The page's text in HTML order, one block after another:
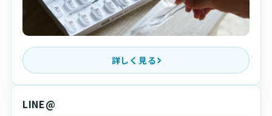
詳しく見る
LINE@